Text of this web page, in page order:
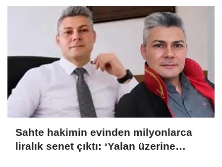
Sahte hakimin evinden milyonlarca
liralık senet çıktı: ‘Yalan üzerine